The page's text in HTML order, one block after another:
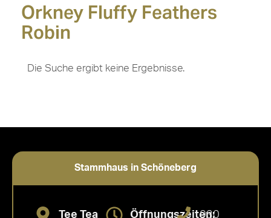
Orkney Fluffy Feathers
Robin
Die Suche ergibt keine Ergebnisse.
Stammhaus in Schöneberg
Tee Tea
Öffnungszeiten:
030